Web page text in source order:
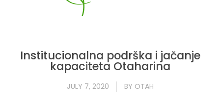
Institucionalna podrška i jačanje
kapaciteta Otaharina
JULY 7, 2020 BY OTAH